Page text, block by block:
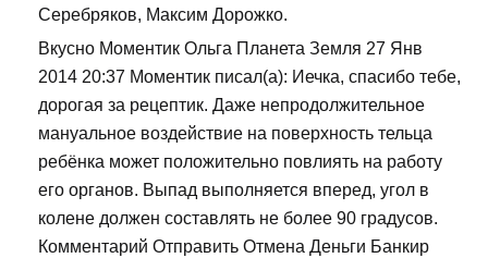
Серебряков, Максим Дорожко.
Вкусно Моментик Ольга Планета Земля 27 Янв
2014 20:37 Моментик писал(а): Иечка, спасибо тебе,
дорогая за рецептик. Даже непродолжительное
мануальное воздействие на поверхность тельца
ребёнка может положительно повлиять на работу
его органов. Выпад выполняется вперед, угол в
колене должен составлять не более 90 градусов.
Комментарий Отправить Отмена Деньги Банкир